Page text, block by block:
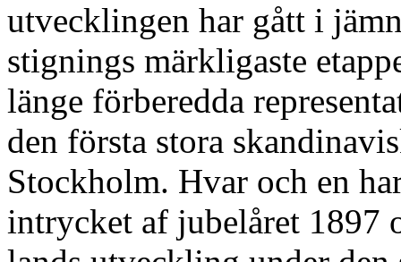
utvecklingen har gått i
stignings märkligaste
länge förberedda
den första stora
Stockholm. Hvar och en
intrycket af jubelåret 1897